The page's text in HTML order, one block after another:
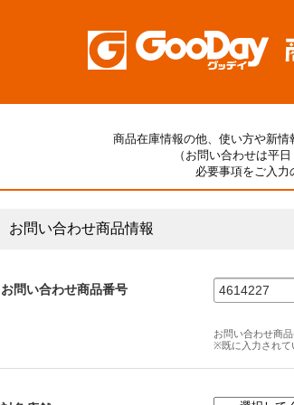
商品在庫情報の他、使い方や新
（お問い合わせは平
必要事項をご入力
お問い合わせ商品情報
お問い合わせ商品番号
お問い合わせ商
※既に入力されて